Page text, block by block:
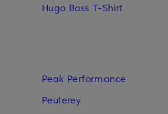
Hugo Boss T-Shirt
Peak Performance
Peuterey